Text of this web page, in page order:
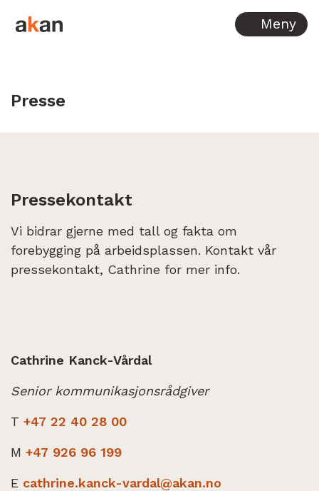
Hopp til innhold Meny
Presse
Pressekontakt
Vi bidrar gjerne med tall og fakta om
forebygging på arbeidsplassen. Kontakt vår
pressekontakt, Cathrine for mer info.
Cathrine Kanck-Vårdal
Senior kommunikasjonsrådgiver
T +47 22 40 28 00
M +47 926 96 199
E cathrine.kanck-vardal@akan.no